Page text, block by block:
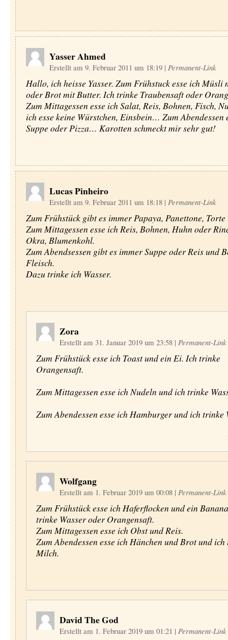
Yasser Ahmed
Erstellt am 9. Februar 2011 um 18:19 | Permanent-Link
Hallo, ich heisse Yasser. Zum Frühstuck esse ich Müsli
oder Brot mit Butter. Ich trinke Traubensaft oder
Zum Mittagessen esse ich Salat, Reis, Bohnen, Fisch,
ich esse keine Würstchen, Einsbein… Zum Abendessen
Suppe oder Pizza… Karotten schmeckt mir sehr gut!
Lucas Pinheiro
Erstellt am 9. Februar 2011 um 18:18 | Permanent-Link
Zum Frühstück gibt es immer Papaya, Panettone,
Zum Mittagessen esse ich Reis, Bohnen, Huhn oder
Okra, Blumenkohl.
Zum Abendsessen gibt es immer Suppe oder Reis und
Fleisch.
Dazu trinke ich Wasser.
Zora
Erstellt am 31. Januar 2019 um 23:58 | Permanent-Link
Zum Frühstück esse ich Toast und ein Ei. Ich trinke
Orangensaft.
Zum Mittagessen esse ich Nudeln und ich trinke
Zum Abendessen esse ich Hamburger und ich trinke
Wolfgang
Erstellt am 1. Februar 2019 um 00:08 | Permanent-Link
Zum Frühstück esse ich Haferflocken und ein
trinke Wasser oder Orangensaft.
Zum Mittagessen esse ich Obst und Reis.
Zum Abendessen esse ich Hänchen und Brot und
Milch.
David The God
Erstellt am 1. Februar 2019 um 01:21 | Permanent-Link